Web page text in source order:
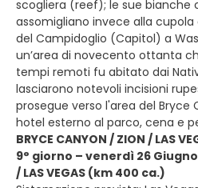
scogliera (reef); le sue bianche
assomigliano invece alla cupola
del Campidoglio (Capitol) a
un’area di novecento ottanta
tempi remoti fu abitato dai
lasciarono notevoli incisioni
prosegue verso l'area del Bryce
hotel esterno al parco, cena e
BRYCE CANYON / ZION / LAS
9° giorno – venerdì 26 Giugno
/ LAS VEGAS (km 400 ca.)